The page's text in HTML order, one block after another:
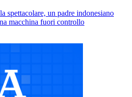
spettacolare, un padre indonesiano
macchina fuori controllo